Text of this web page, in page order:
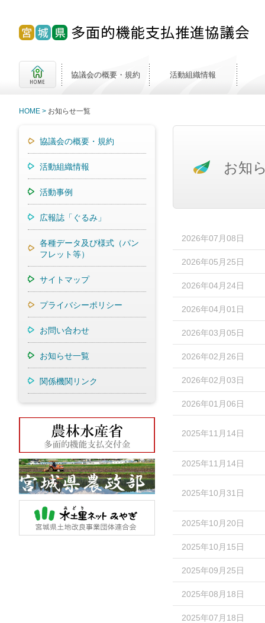
協議会の概要・規約 活動組織情報
HOME お知らせ一覧
協議会の概要・規約
活動組織情報
活動事例
広報誌「ぐるみ」
各種データ及び様式（パン
フレット等）
サイトマップ
プライバシーポリシー
お問い合わせ
お知らせ一覧
関係機関リンク
お知
2026年07月08日
2026年05月25日
2026年04月24日
2026年04月01日
2026年03月05日
2026年02月26日
2026年02月03日
2026年01月06日
2025年11月14日
2025年11月14日
2025年10月31日
2025年10月20日
2025年10月15日
2025年09月25日
2025年08月18日
2025年07月18日